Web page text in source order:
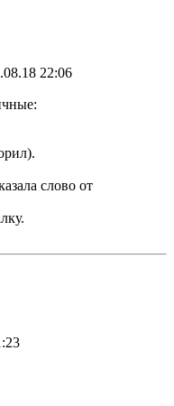
22:06
слово от